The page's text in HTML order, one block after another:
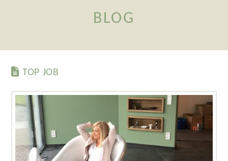
BLOG
TOP JOB